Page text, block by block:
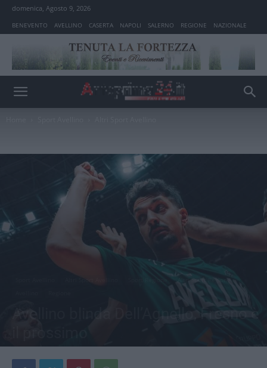
domenica, Agosto 9, 2026
BENEVENTO AVELLINO CASERTA NAPOLI SALERNO REGIONE NAZIONALE
Altri Sport Regione
Avellino blinda Dell’Agnello, Fresno è